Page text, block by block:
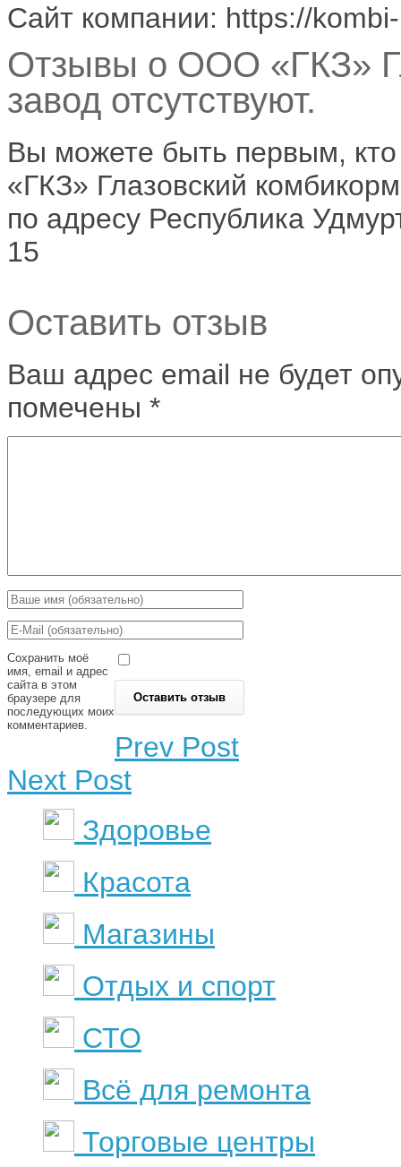
Сайт компании: https://
Отзывы о ООО «ГКЗ»
завод отсутствуют.
Вы можете быть первым,
«ГКЗ» Глазовский
по адресу Республика
15
Оставить отзыв
Ваш адрес email не будет
помечены *
Сохранить моё
имя, email и адрес
сайта в этом
браузере для
последующих моих
комментариев.
Prev Post
Next Post
Здоровье
Красота
Магазины
Отдых и спорт
СТО
Всё для ремонта
Торговые центры